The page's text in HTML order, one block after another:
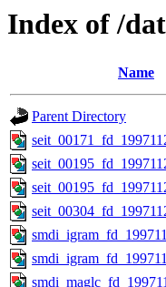
Index of /
Name
Parent Directory